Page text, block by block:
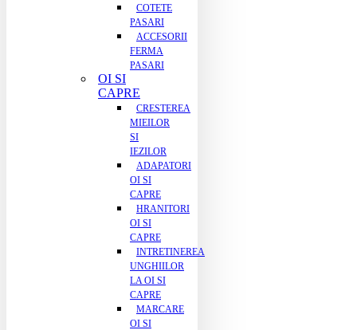
COTETE
PASARI
ACCESORII
FERMA
PASARI
OI SI
CAPRE
CRESTEREA
MIEILOR
SI
IEZILOR
ADAPATORI
OI SI
CAPRE
HRANITORI
OI SI
CAPRE
INTRETINEREA
UNGHIILOR
LA OI SI
CAPRE
MARCARE
OI SI